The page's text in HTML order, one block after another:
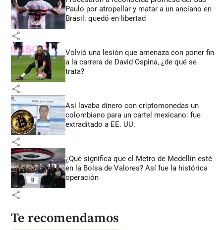
Paulo por atropellar y matar a un anciano en
Brasil: quedó en libertad
share
Volvió una lesión que amenaza con poner fin
a la carrera de David Ospina, ¿de qué se
trata?
share
Así lavaba dinero con criptomonedas un
colombiano para un cartel mexicano: fue
extraditado a EE. UU.
share
¿Qué significa que el Metro de Medellín esté
en la Bolsa de Valores? Así fue la histórica
operación
share
Te recomendamos